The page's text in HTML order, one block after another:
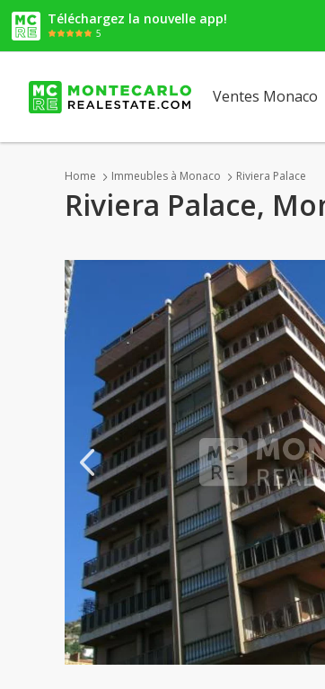
Téléchargez la nouvelle app!
5
Ventes Monaco
Home Immeubles à Monaco Riviera Palace
Riviera Palace,